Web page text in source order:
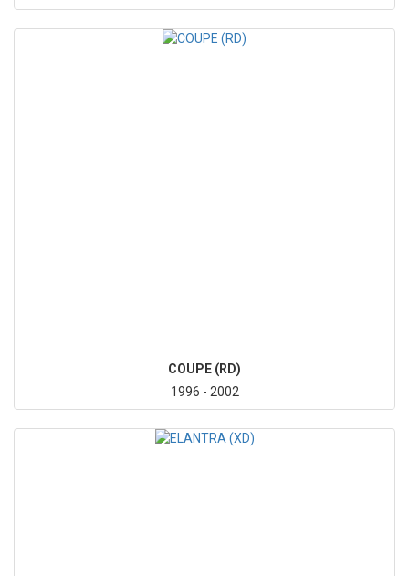
COUPE (RD)
1996 - 2002